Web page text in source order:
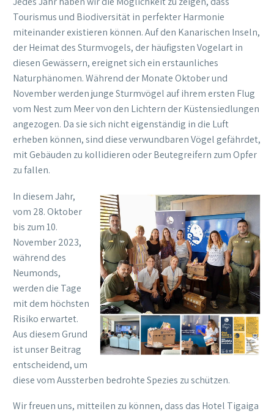
Tourismus und Biodiversität in perfekter Harmonie
miteinander existieren können. Auf den Kanarischen Inseln,
der Heimat des Sturmvogels, der häufigsten Vogelart in
diesen Gewässern, ereignet sich ein erstaunliches
Naturphänomen. Während der Monate Oktober und
November werden junge Sturmvögel auf ihrem ersten Flug
vom Nest zum Meer von den Lichtern der Küstensiedlungen
angezogen. Da sie sich nicht eigenständig in die Luft
erheben können, sind diese verwundbaren Vögel gefährdet,
mit Gebäuden zu kollidieren oder Beutegreifern zum Opfer
zu fallen.
In diesem Jahr,
vom 28. Oktober
bis zum 10.
November 2023,
während des
Neumonds,
werden die Tage
mit dem höchsten
Risiko erwartet.
Aus diesem Grund
ist unser Beitrag
entscheidend, um
diese vom Aussterben bedrohte Spezies zu schützen.
Wir freuen uns, mitteilen zu können, dass das Hotel Tigaiga